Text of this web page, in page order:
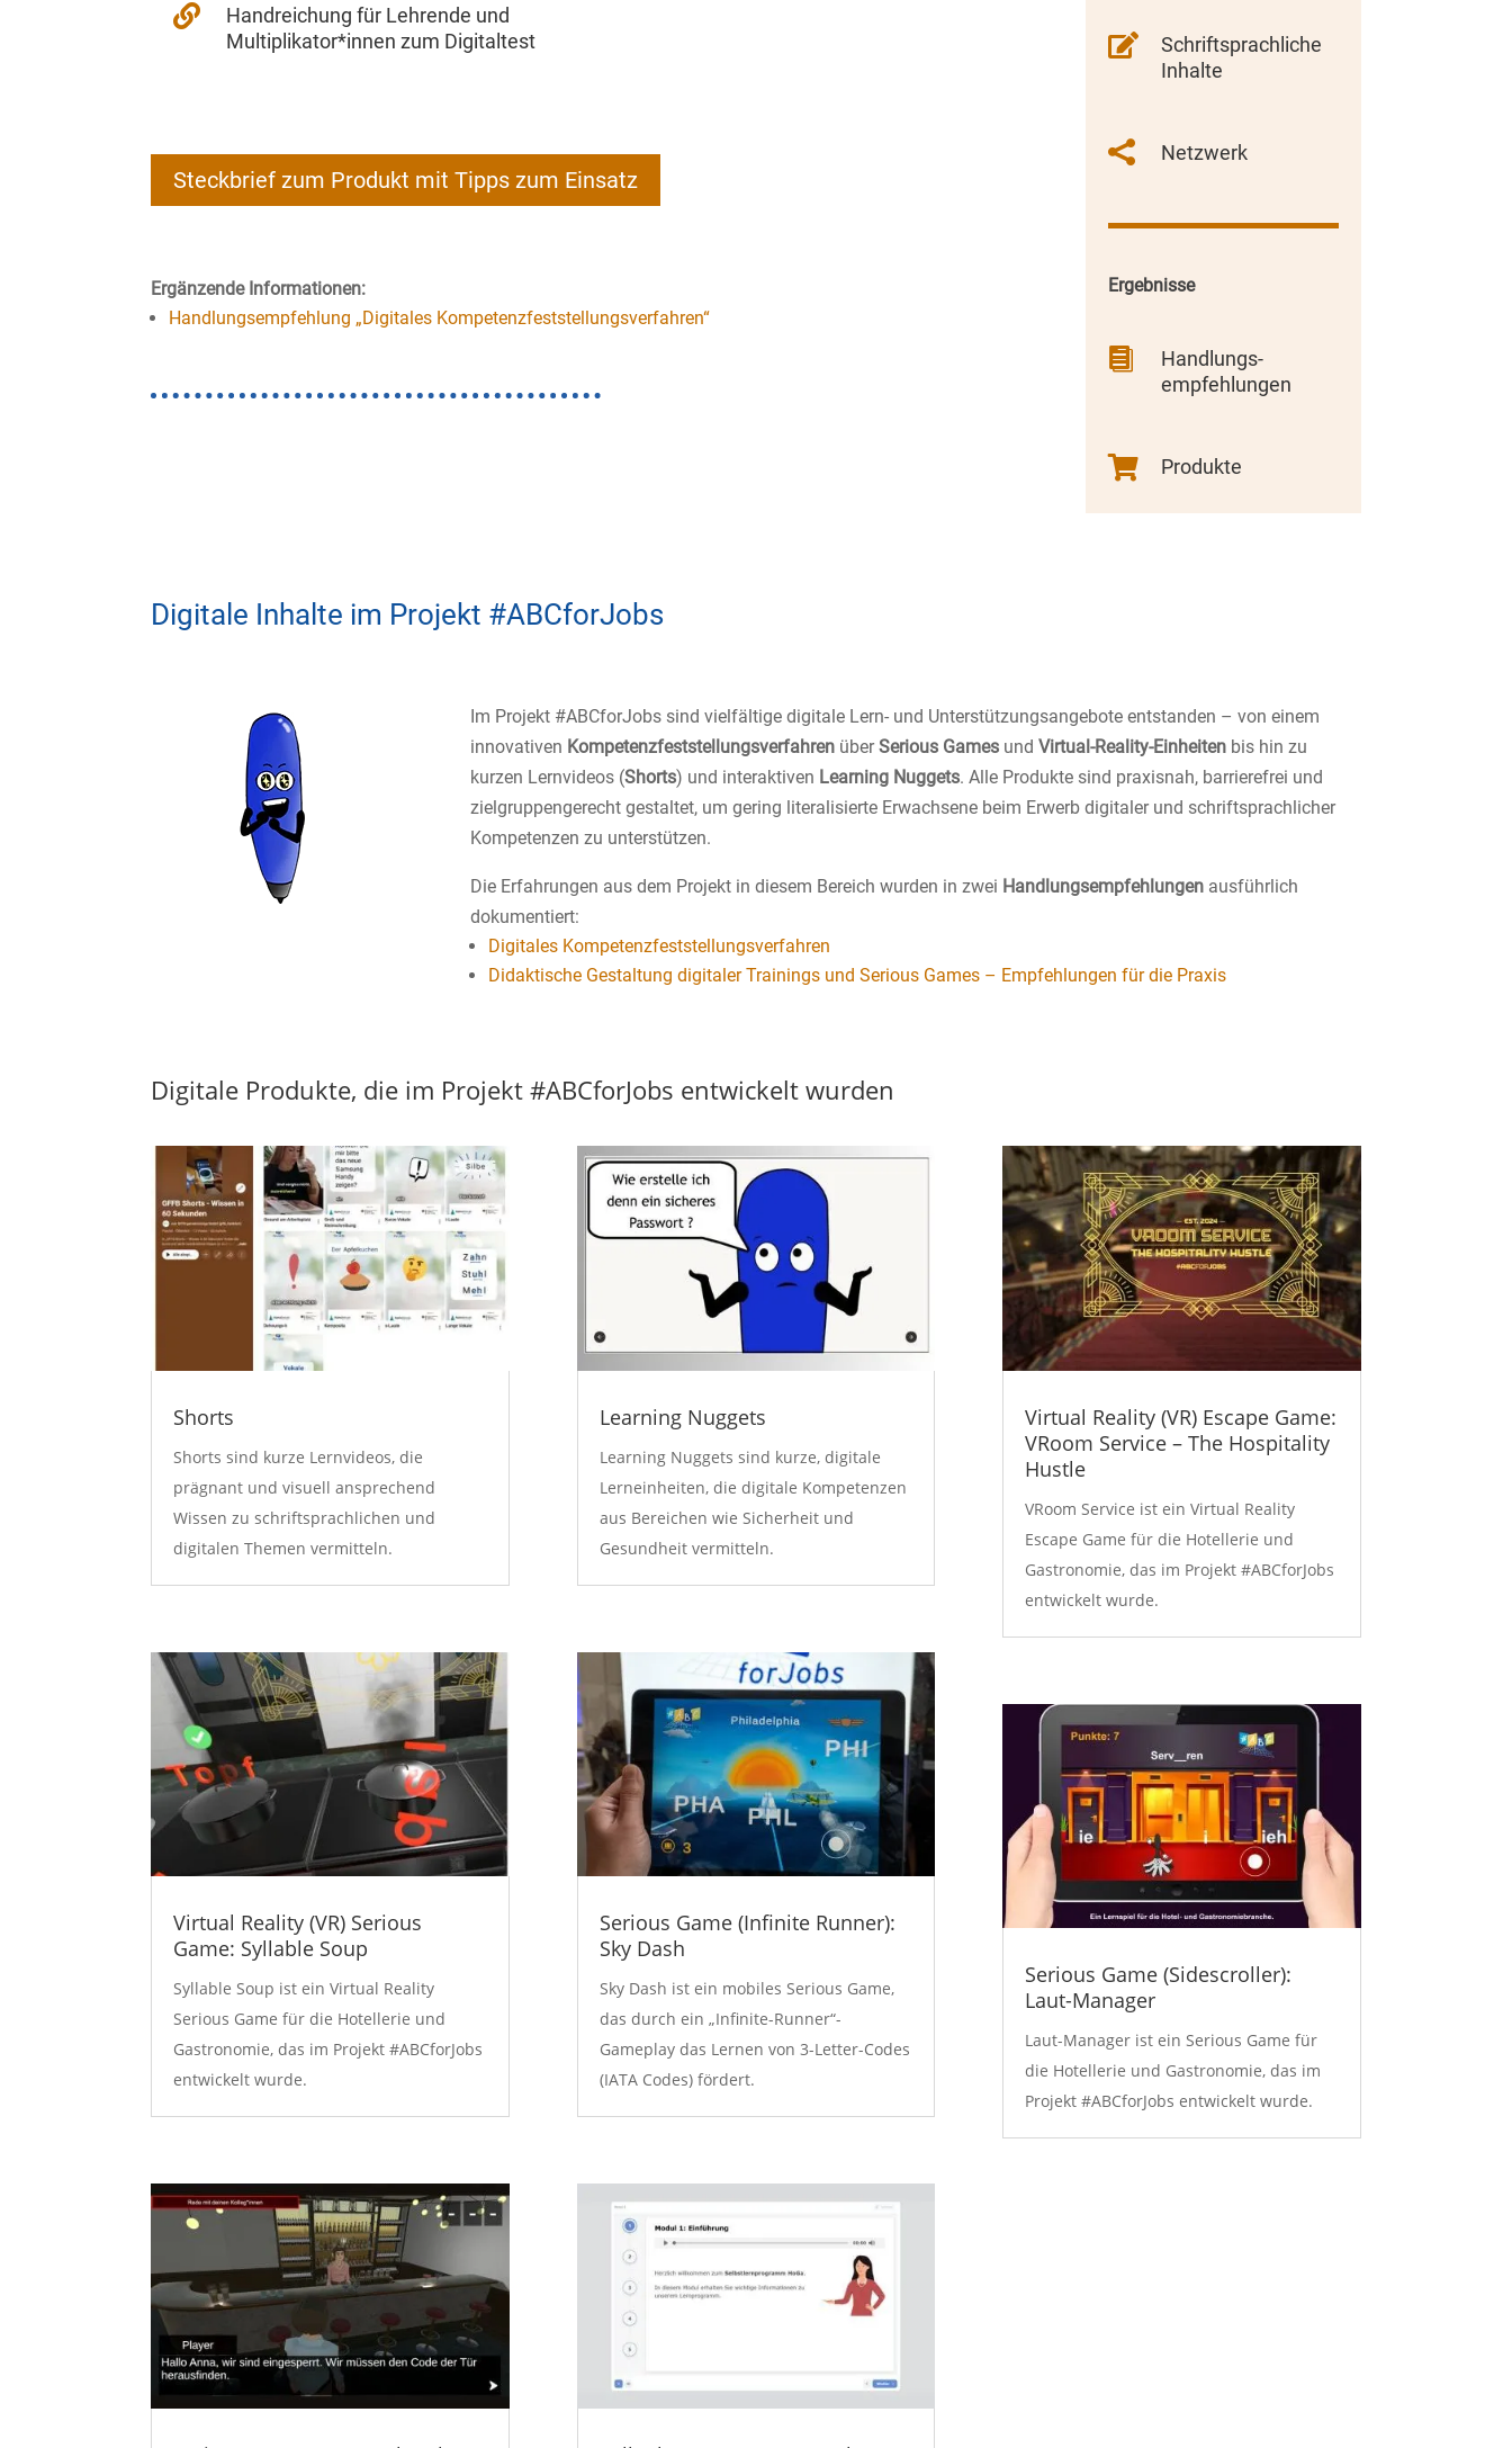

Handreichung für Lehrende und
Multiplikator*innen zum Digitaltest
Steckbrief zum Produkt mit Tipps zum Einsatz
Ergänzende Informationen:
Handlungsempfehlung „Digitales Kompetenzfeststellungsverfahren“

Schriftsprachliche
Inhalte
 Netzwerk
Ergebnisse

Handlungs-
empfehlungen
 Produkte
Digitale Inhalte im Projekt #ABCforJobs
Im Projekt #ABCforJobs sind vielfältige digitale Lern- und Unterstützungsangebote entstanden – von einem
innovativen KompetenzfeststellungsverfahrenüberSerious Gamesund Virtual-Reality-Einheitenbis hin zu
kurzen Lernvideos (Shorts) und interaktiven Learning Nuggets. Alle Produkte sind praxisnah, barrierefrei und
zielgruppengerecht gestaltet, um gering literalisierte Erwachsene beim Erwerb digitaler und schriftsprachlicher
Kompetenzen zu unterstützen.
Die Erfahrungen aus dem Projekt in diesem Bereich wurden in zwei Handlungsempfehlungenausführlich
dokumentiert:
Digitales Kompetenzfeststellungsverfahren
Didaktische Gestaltung digitaler Trainings und Serious Games – Empfehlungen für die Praxis
Digitale Produkte, die im Projekt #ABCforJobs entwickelt wurden
Shorts
Shorts sind kurze Lernvideos, die
prägnant und visuell ansprechend
Wissen zu schriftsprachlichen und
digitalen Themen vermitteln.
Virtual Reality (VR) Serious
Game: Syllable Soup
Syllable Soup ist ein Virtual Reality
Serious Game für die Hotellerie und
Gastronomie, das im Projekt #ABCforJobs
entwickelt wurde.
Learning Nuggets
Learning Nuggets sind kurze, digitale
Lerneinheiten, die digitale Kompetenzen
aus Bereichen wie Sicherheit und
Gesundheit vermitteln.
Serious Game (Infinite Runner):
Sky Dash
Sky Dash ist ein mobiles Serious Game,
das durch ein „Infinite-Runner“-
Gameplay das Lernen von 3-Letter-Codes
(IATA Codes) fördert.
Virtual Reality (VR) Escape Game:
VRoom Service – The Hospitality
Hustle
VRoom Service ist ein Virtual Reality
Escape Game für die Hotellerie und
Gastronomie, das im Projekt #ABCforJobs
entwickelt wurde.
Serious Game (Sidescroller):
Laut-Manager
Laut-Manager ist ein Serious Game für
die Hotellerie und Gastronomie, das im
Projekt #ABCforJobs entwickelt wurde.